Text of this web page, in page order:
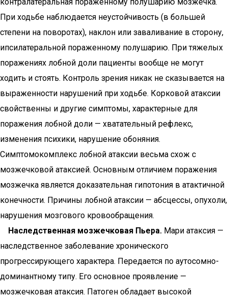
При ходьбе наблюдается неустойчивость (в большей
степени на поворотах), наклон или заваливание в сторону,
ипсилатеральной пораженному полушарию. При тяжелых
поражениях лобной доли пациенты вообще не могут
ходить и стоять. Контроль зрения никак не сказывается на
выраженности нарушений при ходьбе. Корковой атаксии
свойственны и другие симптомы, характерные для
поражения лобной доли — хватательный рефлекс,
изменения психики, нарушение обоняния.
Симптомокомплекс лобной атаксии весьма схож с
мозжечковой атаксией. Основным отличием поражения
мозжечка является доказательная гипотония в атактичной
конечности. Причины лобной атаксии — абсцессы, опухоли,
нарушения мозгового кровообращения.
Наследственная мозжечковая Пьера. Мари атаксия —
наследственное заболевание хронического
прогрессирующего характера. Передается по аутосомно-
доминантному типу. Его основное проявление —
мозжечковая атаксия. Патоген обладает высокой